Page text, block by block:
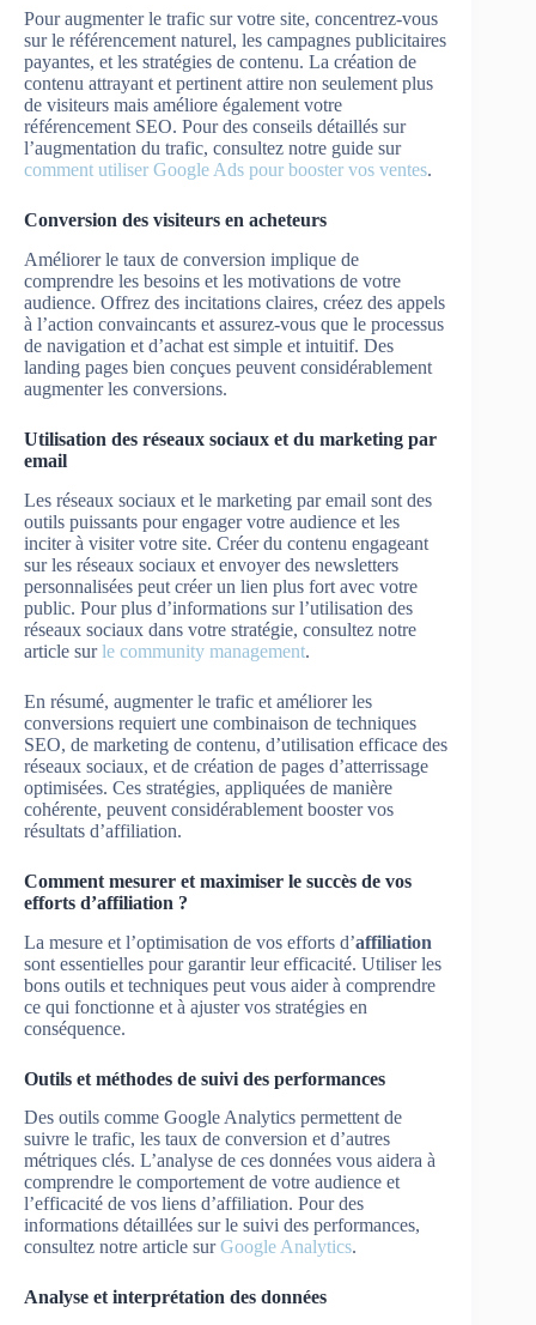
Pour augmenter le trafic sur votre site, concentrez-vous
sur le référencement naturel, les campagnes publicitaires
payantes, et les stratégies de contenu. La création de
contenu attrayant et pertinent attire non seulement plus
de visiteurs mais améliore également votre
référencement SEO. Pour des conseils détaillés sur
l’augmentation du trafic, consultez notre guide sur
comment utiliser Google Ads pour booster vos ventes.
Conversion des visiteurs en acheteurs
Améliorer le taux de conversion implique de
comprendre les besoins et les motivations de votre
audience. Offrez des incitations claires, créez des appels
à l’action convaincants et assurez-vous que le processus
de navigation et d’achat est simple et intuitif. Des
landing pages bien conçues peuvent considérablement
augmenter les conversions.
Utilisation des réseaux sociaux et du marketing par
email
Les réseaux sociaux et le marketing par email sont des
outils puissants pour engager votre audience et les
inciter à visiter votre site. Créer du contenu engageant
sur les réseaux sociaux et envoyer des newsletters
personnalisées peut créer un lien plus fort avec votre
public. Pour plus d’informations sur l’utilisation des
réseaux sociaux dans votre stratégie, consultez notre
article surle community management.
En résumé, augmenter le trafic et améliorer les
conversions requiert une combinaison de techniques
SEO, de marketing de contenu, d’utilisation efficace des
réseaux sociaux, et de création de pages d’atterrissage
optimisées. Ces stratégies, appliquées de manière
cohérente, peuvent considérablement booster vos
résultats d’affiliation.
Comment mesurer et maximiser le succès de vos
efforts d’affiliation ?
La mesure et l’optimisation de vos efforts d’affiliation
sont essentielles pour garantir leur efficacité. Utiliser les
bons outils et techniques peut vous aider à comprendre
ce qui fonctionne et à ajuster vos stratégies en
conséquence.
Outils et méthodes de suivi des performances
Des outils comme Google Analytics permettent de
suivre le trafic, les taux de conversion et d’autres
métriques clés. L’analyse de ces données vous aidera à
comprendre le comportement de votre audience et
l’efficacité de vos liens d’affiliation. Pour des
informations détaillées sur le suivi des performances,
consultez notre article surGoogle Analytics.
Analyse et interprétation des données